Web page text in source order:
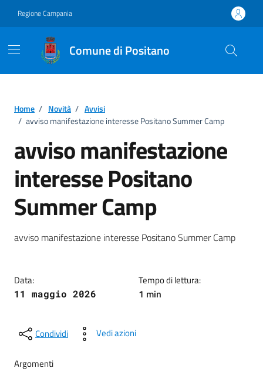
Regione Campania
Comune di Positano
Home / Novità / Avvisi
/ avviso manifestazione interesse Positano Summer Camp
avviso manifestazione
interesse Positano
Summer Camp
Dettagli della notizia
avviso manifestazione interesse Positano Summer Camp
Data:
11 maggio 2026
Tempo di lettura:
1 min
Condividi Vedi azioni
Argomenti